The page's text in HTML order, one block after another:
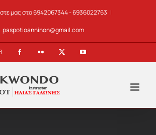
μας στο 6942067344 - 6936022763 |
paspotioanninon@gmail.com
Email FacebookFlickr YouTube